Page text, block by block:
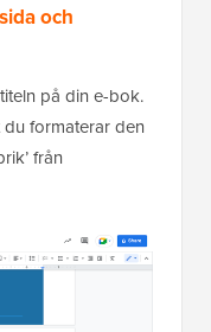
och
på din e-bok.
formaterar den
från